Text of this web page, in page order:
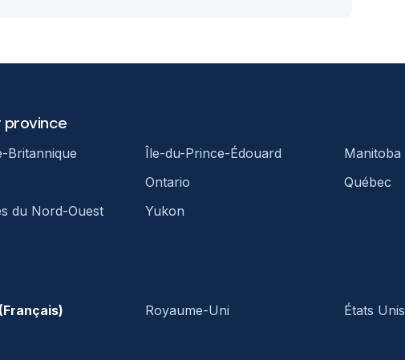
province
Britannique Île-du-Prince-Édouard Manitoba
Ontario Québec
du Nord-Ouest Yukon
Royaume-Uni États Unis